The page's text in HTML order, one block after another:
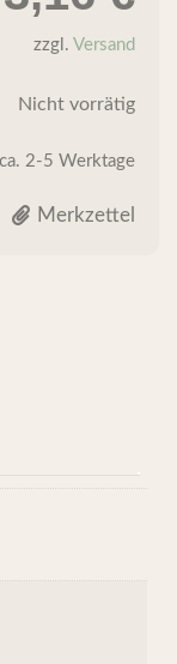
zzgl. Versand
Nicht vorrätig
ca. 2-5 Werktage
Merkzettel